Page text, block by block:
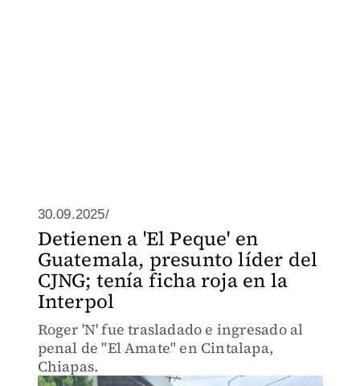
30.09.2025/
Detienen a 'El Peque' en
Guatemala, presunto líder del
CJNG; tenía ficha roja en la
Interpol
Roger 'N' fue trasladado e ingresado al
penal de "El Amate" en Cintalapa,
Chiapas.